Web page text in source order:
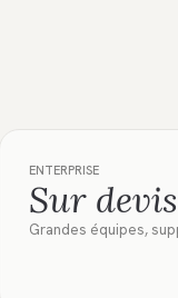
ENTERPRISE
Sur devis
Grandes équipes,